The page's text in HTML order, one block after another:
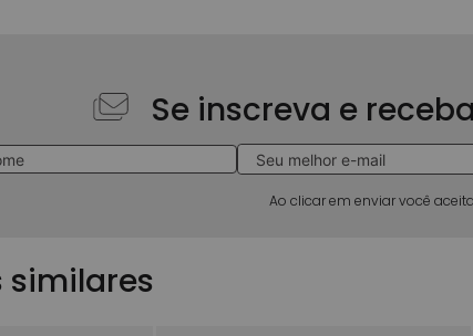
Se inscreva e
Ao clicar em enviar você
similares